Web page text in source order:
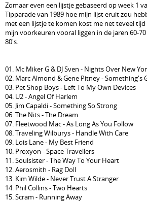
Zomaar even een lijstje gebaseerd op week 1
Tipparade van 1989 hoe mijn lijst eruit zou
met een lijstje te komen kost me net teveel tijd
mijn voorkeuren vooral liggen in de jaren 60-
80's.
01. Mc Miker G & DJ Sven - Nights Over New
02. Marc Almond & Gene Pitney -
03. Pet Shop Boys - Left To My Own Devices
04. U2 - Angel Of Harlem
05. Jim Capaldi - Something So Strong
06. The Nits - The Dream
07. Fleetwood Mac - As Long As You Follow
08. Traveling Wilburys - Handle With Care
09. Lois Lane - My Best Friend
10. Proxyon - Space Travellers
11. Soulsister - The Way To Your Heart
12. Aerosmith - Rag Doll
13. Kim Wilde - Never Trust A Stranger
14. Phil Collins - Two Hearts
15. Scram - Running Away